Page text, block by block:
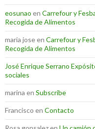
eosunao en Carrefour y
Recogida de Alimentos
maria joseen Carrefour y
Recogida de Alimentos
José Enrique Serrano
sociales
marina en Subscribe
Francisco en Contacto